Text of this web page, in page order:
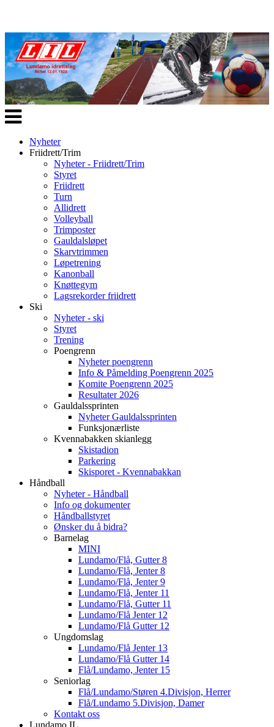
Veksle
navigasjon
Nyheter
Friidrett/Trim
Nyheter - Friidrett/Trim
Styret
Friidrett
Turn
Allidrett
Volleyball
Trimposter
Gauldalsløpet
Skarvtrimmen
Løpetrening
Kanonball
Knøttegym
Lagsrekorder friidrett
Ski
Nyheter - ski
Styret
Trening
Poengrenn
Nyheter poengrenn
Info & Påmelding Poengrenn 2025
Komite Poengrenn 2025
Resultater 2026
Gauldalssprinten
Nyheter Gauldalssprinten
Funksjonærliste
Kvennabakken skianlegg
Skistadion
Parkering
Skisporet - Kvennabakkan
Håndball
Nyheter - Håndball
Info og dokumenter
Håndballstyret
Ønsker du å bidra?
Barnelag
MINI
Lundamo/Flå, Gutter 8
Lundamo/Flå, Jenter 8
Lundamo/Flå, Jenter 9
Lundamo/Flå, Jenter 11
Lundamo/Flå, Gutter 11
Lundamo/Flå Jenter 12
Lundamo/Flå Gutter 12
Ungdomslag
Lundamo/Flå Jenter 13
Lundamo/Flå Gutter 14
Flå/Lundamo, Jenter 15
Seniorlag
Flå/Lundamo/Støren 4.Divisjon, Herrer
Flå/Lundamo 5.Divisjon, Damer
Kontakt oss
Lundamo IL